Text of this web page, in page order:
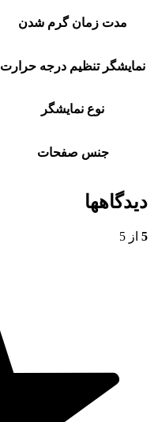
مدت زمان گرم شدن
نمایشگر تنظیم درجه حرارت
نوع نمایشگر
جنس صفحات
دیدگاهها
5 از 5